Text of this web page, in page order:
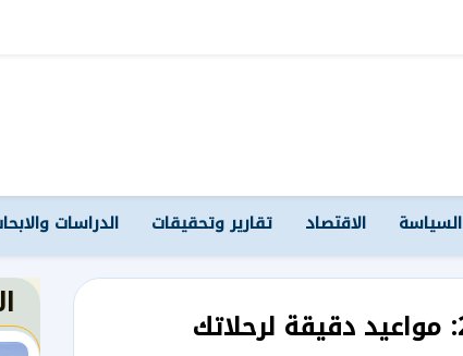
السياسة الاقتصاد تقارير وتحقيقات الدراسات
جدول قطارات تالجو 2026: مواعيد دقيقة لرحلاتك